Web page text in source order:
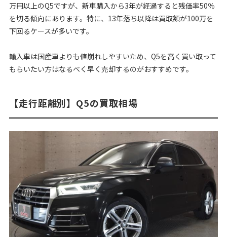
万円以上のQ5ですが、新車購入から3年が経過すると残価率50％
を切る傾向にあります。特に、13年落ち以降は買取額が100万を
下回るケースが多いです。
輸入車は国産車よりも値崩れしやすいため、Q5を高く買い取って
もらいたい方はなるべく早く売却するのがおすすめです。
【走行距離別】Q5の買取相場